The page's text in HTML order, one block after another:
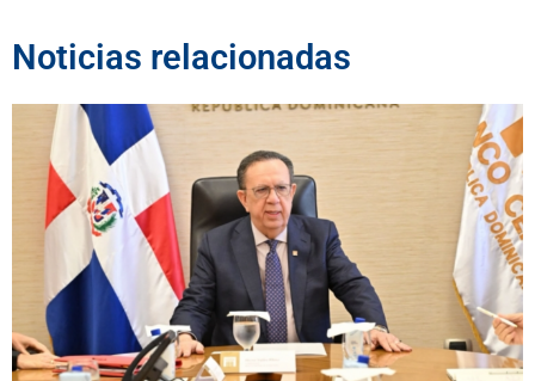
Noticias relacionadas